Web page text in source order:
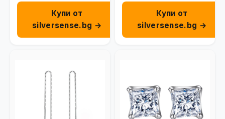
Купи от
silversense.bg →
Купи от
silversense.bg →